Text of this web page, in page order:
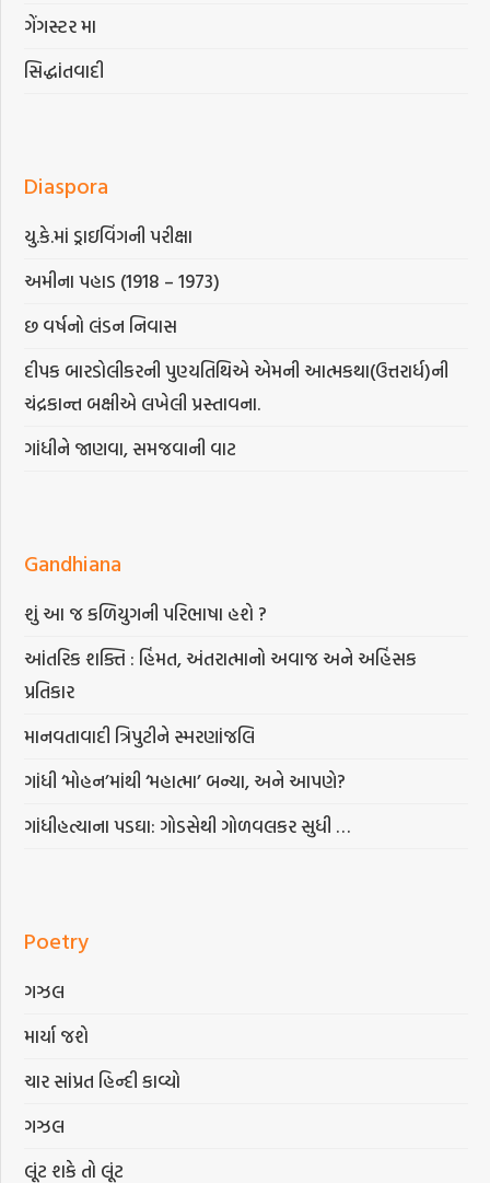
ગેંગસ્ટર મા
સિદ્ધાંતવાદી
Diaspora
યુ.કે.માં ડ્રાઇવિંગની પરીક્ષા
અમીના પહાડ (1918 – 1973)
છ વર્ષનો લંડન નિવાસ
દીપક બારડોલીકરની પુણ્યતિથિએ એમની આત્મકથા(ઉત્તરાર્ધ)ની
ચંદ્રકાન્ત બક્ષીએ લખેલી પ્રસ્તાવના.
ગાંધીને જાણવા, સમજવાની વાટ
Gandhiana
શું આ જ કળિયુગની પરિભાષા હશે ?
આંતરિક શક્તિ : હિંમત, અંતરાત્માનો અવાજ અને અહિંસક
પ્રતિકાર
માનવતાવાદી ત્રિપુટીને સ્મરણાંજલિ
ગાંધી ‘મોહન’માંથી ‘મહાત્મા’ બન્યા, અને આપણે?
ગાંધીહત્યાના પડઘા: ગોડસેથી ગોળવલકર સુધી …
Poetry
ગઝલ
માર્યા જશે
ચાર સાંપ્રત હિન્દી કાવ્યો
ગઝલ
લૂંટ શકે તો લૂંટ